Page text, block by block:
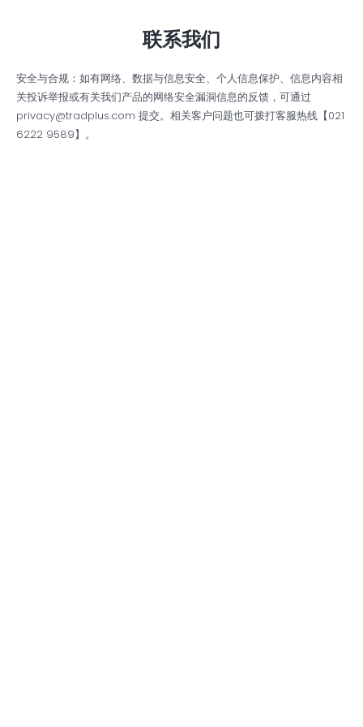
联系我们
安全与合规：如有网络、数据与信息安全、个人信息保护、信息内容相
关投诉举报或有关我们产品的网络安全漏洞信息的反馈，可通过
privacy@tradplus.com 提交。相关客户问题也可拨打客服热线【021
6222 9589】。